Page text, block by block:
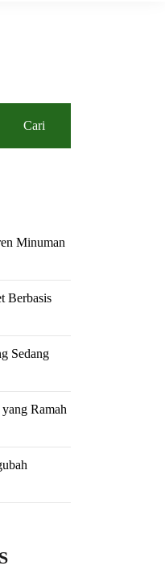
Cari
Minuman
Berbasis
Sedang
Ramah